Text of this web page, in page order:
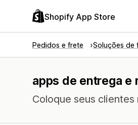
Shopify App Store
Pedidos e frete Soluções de
apps de entrega
Coloque seus